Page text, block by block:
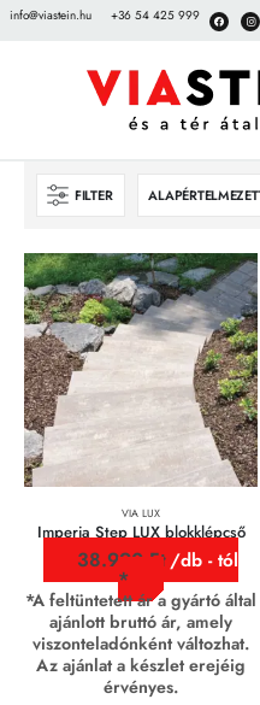
info@viastein.hu +36 54 425 999
FILTER
VIA LUX
Imperia Step LUX blokklépcső
38.990 Ft/db - tól
*A feltüntetett ár a gyártó által
ajánlott bruttó ár, amely
viszonteladónként változhat.
Az ajánlat a készlet erejéig
érvényes.